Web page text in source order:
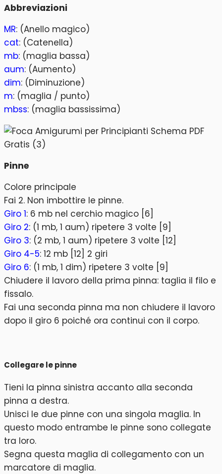
Abbreviazioni
MR: (Anello magico)
cat: (Catenella)
mb: (maglia bassa)
aum: (Aumento)
dim: (Diminuzione)
m: (maglia / punto)
mbss: (maglia bassissima)
Pinne
Colore principale
Fai 2. Non imbottire le pinne.
Giro 1: 6 mb nel cerchio magico [6]
Giro 2: (1 mb, 1 aum) ripetere 3 volte [9]
Giro 3: (2 mb, 1 aum) ripetere 3 volte [12]
Giro 4-5: 12 mb [12] 2 giri
Giro 6: (1 mb, 1 dim) ripetere 3 volte [9]
Chiudere il lavoro della prima pinna: taglia il filo e
fissalo.
Fai una seconda pinna ma non chiudere il lavoro
dopo il giro 6 poiché ora continui con il corpo.
Collegare le pinne
Tieni la pinna sinistra accanto alla seconda
pinna a destra.
Unisci le due pinne con una singola maglia. In
questo modo entrambe le pinne sono collegate
tra loro.
Segna questa maglia di collegamento con un
marcatore di maglia.